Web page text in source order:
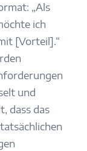
„Als
ich
[Vorteil].“
und
dass das